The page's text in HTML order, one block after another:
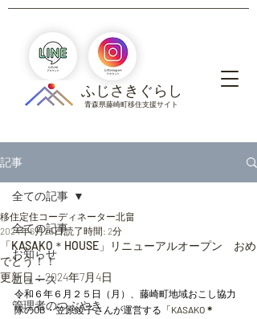
青森県藤崎町移住支援サイト
​ふじさきぐらし
記事
全ての記事
お知らせ
ニュース
管理者のつぶやき
全ての記事
「KASAKO＊HOUSE」リニューアルオープン おめ
でとう！！
移住定住コーディネーター北畠
2024年6月25日読了時間: 2分
更新日：2024年7月4日
令和６年６月２５日（月）、藤崎町地域おこし協力
隊のOB・笠原綾子さんが運営する「KASAKO＊